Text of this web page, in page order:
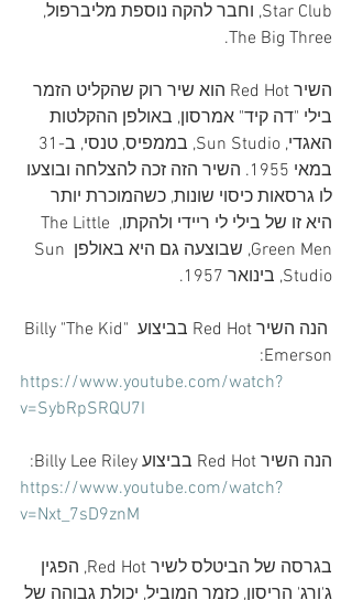
Star Club, וחבר להקה נוספת מליברפול,
The Big Three.
השיר Red Hot הוא שיר רוק שהקליט הזמר
בילי "דה קיד" אמרסון, באולפן ההקלטות
במאי 1955. השיר הזה זכה להצלחה ובוצעו
לו גרסאות כיסוי שונות, כשהמוכרת יותר
היא זו של בילי לי ריידי ולהקתו, The Little
Green Men, שבוצעה גם היא באולפן Sun
Studio, בינואר 1957.
הנה השיר Red Hot בביצוע Billy "The Kid"
Emerson:
https://www.youtube.com/watch?
v=SybRpSRQU7I
הנה השיר Red Hot בביצוע Billy Lee Riley:
https://www.youtube.com/watch?
v=Nxt_7sD9znM
בגרסה של הביטלס לשיר Red Hot, הפגין
ג'ורג' הריסון, כזמר המוביל, יכולת גבוהה של